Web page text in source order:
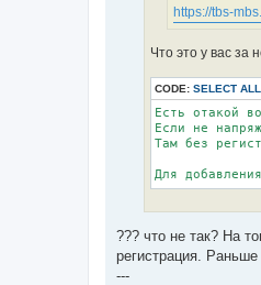
https://tbs-
Что это у вас за
CODE: SELECT ALL
Есть отакой
Если не
Там без
Для
??? что не так? На
регистрация.
---